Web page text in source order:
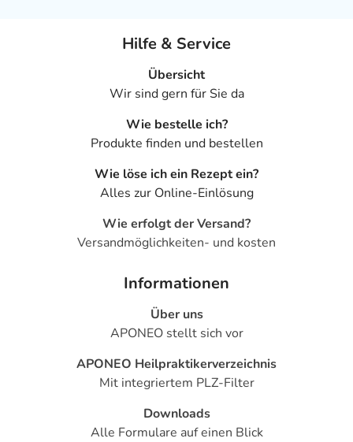
Hilfe & Service
Übersicht
Wir sind gern für Sie da
Wie bestelle ich?
Produkte finden und bestellen
Wie löse ich ein Rezept ein?
Alles zur Online-Einlösung
Wie erfolgt der Versand?
Versandmöglichkeiten- und kosten
Informationen
Über uns
APONEO stellt sich vor
APONEO Heilpraktikerverzeichnis
Mit integriertem PLZ-Filter
Downloads
Alle Formulare auf einen Blick